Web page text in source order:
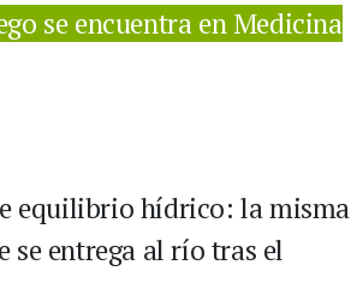
se encuentra en Medicina
equilibrio hídrico: la misma
se entrega al río tras el